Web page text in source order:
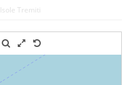
Isole Tremiti